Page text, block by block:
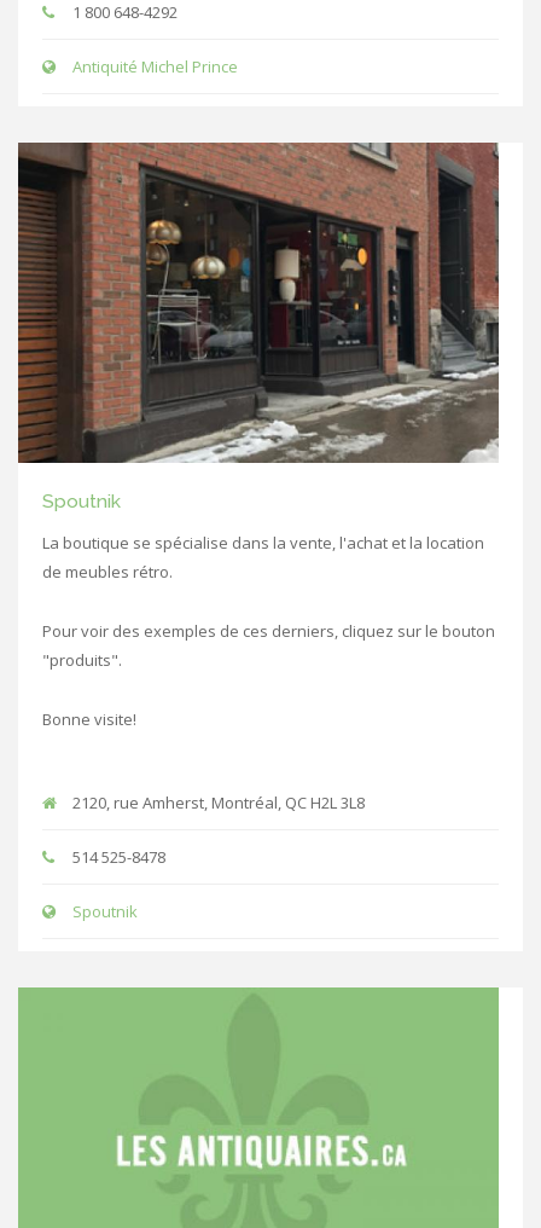
1 800 648-4292
Antiquité Michel Prince
Spoutnik
La boutique se spécialise dans la vente, l'achat et la location
de meubles rétro.
Pour voir des exemples de ces derniers, cliquez sur le bouton
"produits".
Bonne visite!
2120, rue Amherst, Montréal, QC H2L 3L8
514 525-8478
Spoutnik